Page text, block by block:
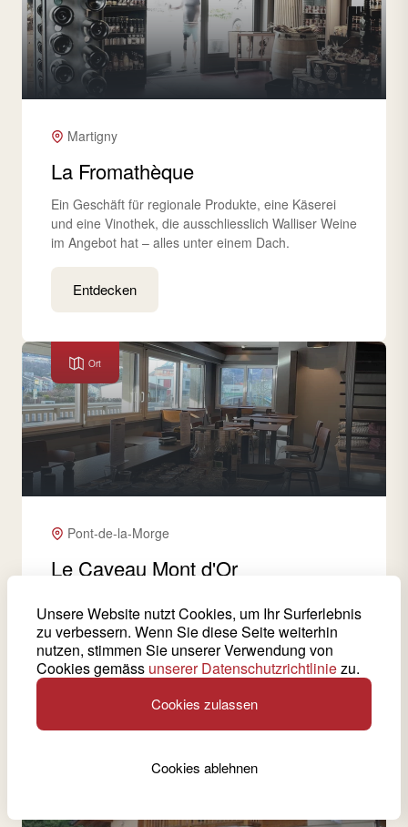
Martigny
La Fromathèque
Ein Geschäft für regionale Produkte, eine Käserei
und eine Vinothek, die ausschliesslich Walliser Weine
im Angebot hat – alles unter einem Dach.
Entdecken
Ort
Pont-de-la-Morge
Le Caveau Mont d'Or
Geschichte und Moderne. Es liegt im Herzen des
Weinguts Domaine du Mont d'Or, das wie eine
Verlängerung des Hügels von Mont d'Orge anmutet.
Unsere Website nutzt Cookies, um Ihr Surferlebnis
zu verbessern. Wenn Sie diese Seite weiterhin
nutzen, stimmen Sie unserer Verwendung von
Cookies gemäss unserer Datenschutzrichtliniezu.
Cookies zulassen
Cookies ablehnen